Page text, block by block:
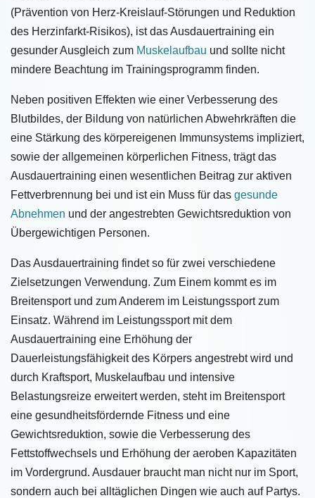
(Prävention von Herz-Kreislauf-Störungen und Reduktion
des Herzinfarkt-Risikos), ist das Ausdauertraining ein
gesunder Ausgleich zum Muskelaufbau und sollte nicht
mindere Beachtung im Trainingsprogramm finden.
Neben positiven Effekten wie einer Verbesserung des
Blutbildes, der Bildung von natürlichen Abwehrkräften die
eine Stärkung des körpereigenen Immunsystems impliziert,
sowie der allgemeinen körperlichen Fitness, trägt das
Ausdauertraining einen wesentlichen Beitrag zur aktiven
Fettverbrennung bei und ist ein Muss für das gesunde
Abnehmen und der angestrebten Gewichtsreduktion von
Übergewichtigen Personen.
Das Ausdauertraining findet so für zwei verschiedene
Zielsetzungen Verwendung. Zum Einem kommt es im
Breitensport und zum Anderem im Leistungssport zum
Einsatz. Während im Leistungssport mit dem
Ausdauertraining eine Erhöhung der
Dauerleistungsfähigkeit des Körpers angestrebt wird und
durch Kraftsport, Muskelaufbau und intensive
Belastungsreize erweitert werden, steht im Breitensport
eine gesundheitsfördernde Fitness und eine
Gewichtsreduktion, sowie die Verbesserung des
Fettstoffwechsels und Erhöhung der aeroben Kapazitäten
im Vordergrund. Ausdauer braucht man nicht nur im Sport,
sondern auch bei alltäglichen Dingen wie auch auf Partys.